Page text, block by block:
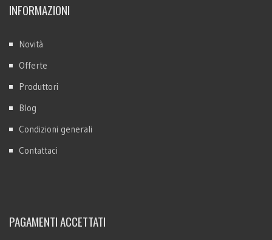
INFORMAZIONI
Novità
Offerte
Produttori
Blog
Condizioni generali
Contattaci
PAGAMENTI ACCETTATI